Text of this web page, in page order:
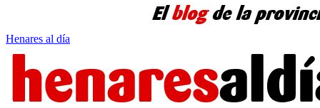
Henares al día